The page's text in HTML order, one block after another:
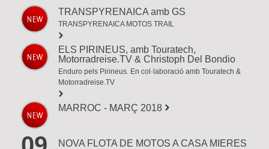
TRANSPYRENAICA amb GS
TRANSPYRENAICA MOTOS TRAIL
ELS PIRINEUS, amb Touratech,
Motorradreise.TV & Christoph Del Bondio
Enduro pels Pirineus. En col·laboració amb Touratech &
Motorradreise.TV
MARROC - MARÇ 2018
NOVA FLOTA DE MOTOS A CASA MIERES